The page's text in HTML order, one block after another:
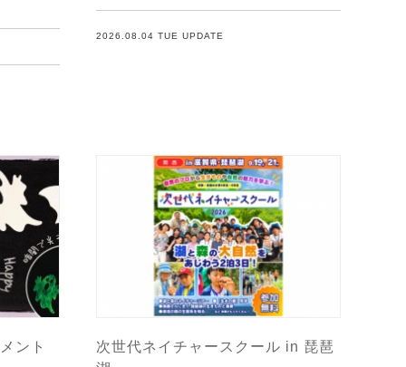
2026.08.04 TUE UPDATE
ント
次世代ネイチャースクール in 琵琶